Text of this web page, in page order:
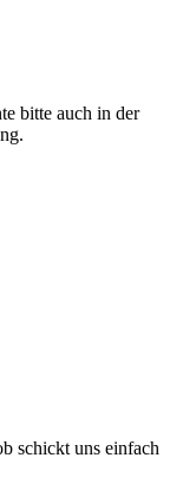
bitte auch in der
schickt uns einfach